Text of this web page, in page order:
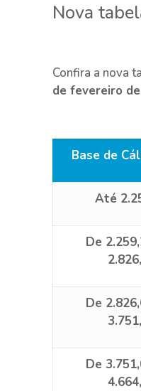
Nova
Confira a nova
de fevereiro
Base de
Até
De
De
De